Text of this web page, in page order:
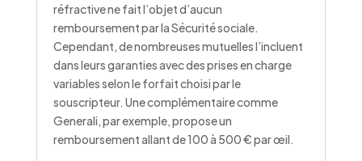
réfractive ne fait l’objet d’aucun
remboursement par la Sécurité sociale.
Cependant, de nombreuses mutuelles l’incluent
dans leurs garanties avec des prises en charge
variables selon le forfait choisi par le
souscripteur. Une complémentaire comme
Generali, par exemple, propose un
remboursement allant de 100 à 500 € par œil.